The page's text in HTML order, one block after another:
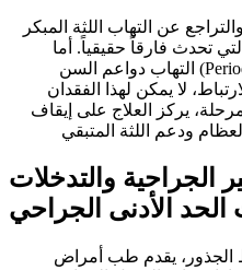
عن التهاب اللثة المبكر
تحدث فارقاً حقيقياً. أما
التهاب دواعم السن (Periodontitis) فمختلف. بمجرد أن دمرت
لا يمكن لهذا الفقدان
يركز العلاج على إيقاف
الجراحية والتدخلات
الحد الأدنى الجراحي
الجذور، يقدم طب أمراض